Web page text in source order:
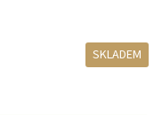
SKLADEM